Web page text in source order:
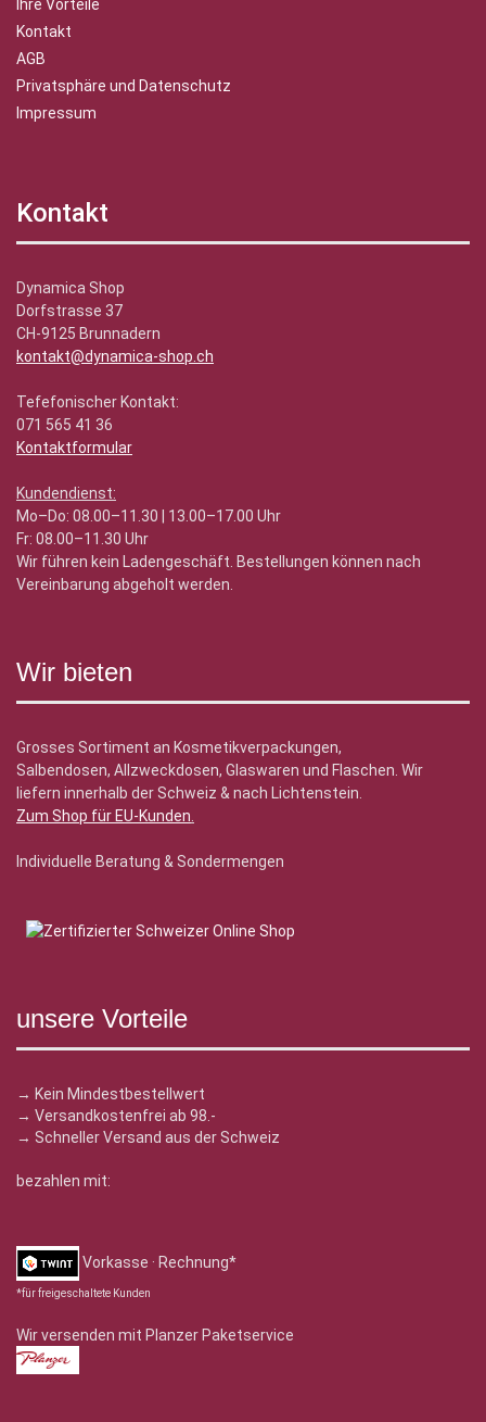
Ihre Vorteile
Kontakt
AGB
Privatsphäre und Datenschutz
Impressum
Kontakt
Dynamica Shop
Dorfstrasse 37
CH-9125 Brunnadern
kontakt@dynamica-shop.ch
Tefefonischer Kontakt:
071 565 41 36
Kontaktformular
Kundendienst:
Mo–Do: 08.00–11.30 | 13.00–17.00 Uhr
Fr: 08.00–11.30 Uhr
Wir führen kein Ladengeschäft. Bestellungen können nach
Vereinbarung abgeholt werden.
Wir bieten
Grosses Sortiment an Kosmetikverpackungen,
Salbendosen, Allzweckdosen, Glaswaren und Flaschen. Wir
liefern innerhalb der Schweiz & nach Lichtenstein.
Zum Shop für EU-Kunden.
Individuelle Beratung & Sondermengen
unsere Vorteile
→ Kein Mindestbestellwert
→ Versandkostenfrei ab 98.-
→ Schneller Versand aus der Schweiz
bezahlen mit:
Vorkasse · Rechnung*
*für freigeschaltete Kunden
Wir versenden mit Planzer Paketservice